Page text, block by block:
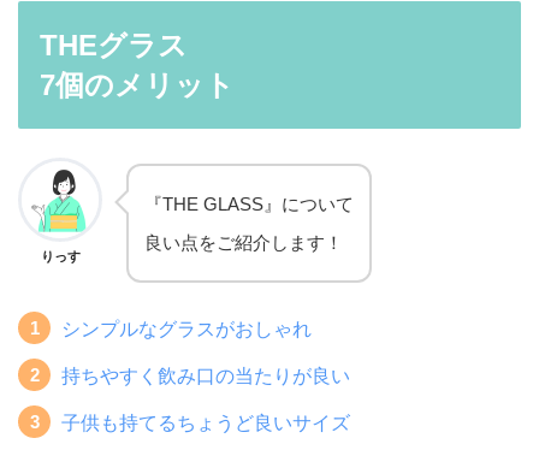
THEグラス
7個のメリット
りっす
『THE GLASS』について
良い点をご紹介します！
シンプルなグラスがおしゃれ
持ちやすく飲み口の当たりが良い
子供も持てるちょうど良いサイズ